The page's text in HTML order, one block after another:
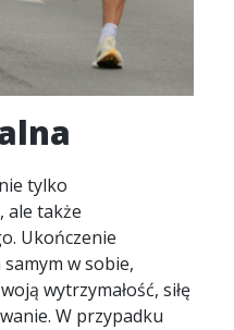
tylko
ale także
Ukończenie
w sobie,
wytrzymałość, siłę
W przypadku